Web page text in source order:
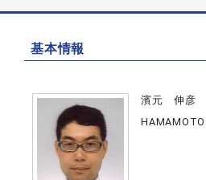
基本情報
濱元 伸彦